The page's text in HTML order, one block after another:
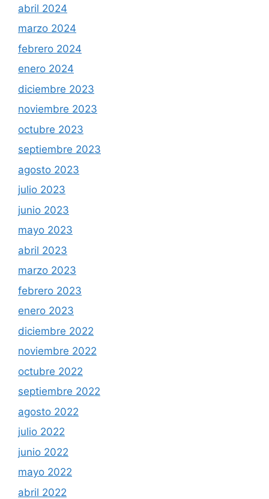
abril 2024
marzo 2024
febrero 2024
enero 2024
diciembre 2023
noviembre 2023
octubre 2023
septiembre 2023
agosto 2023
julio 2023
junio 2023
mayo 2023
abril 2023
marzo 2023
febrero 2023
enero 2023
diciembre 2022
noviembre 2022
octubre 2022
septiembre 2022
agosto 2022
julio 2022
junio 2022
mayo 2022
abril 2022